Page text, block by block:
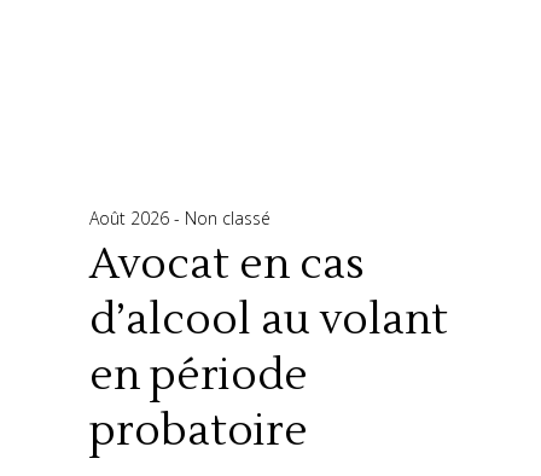
Août 2026 Non classé
Avocat en cas
d’alcool au volant
en période
probatoire